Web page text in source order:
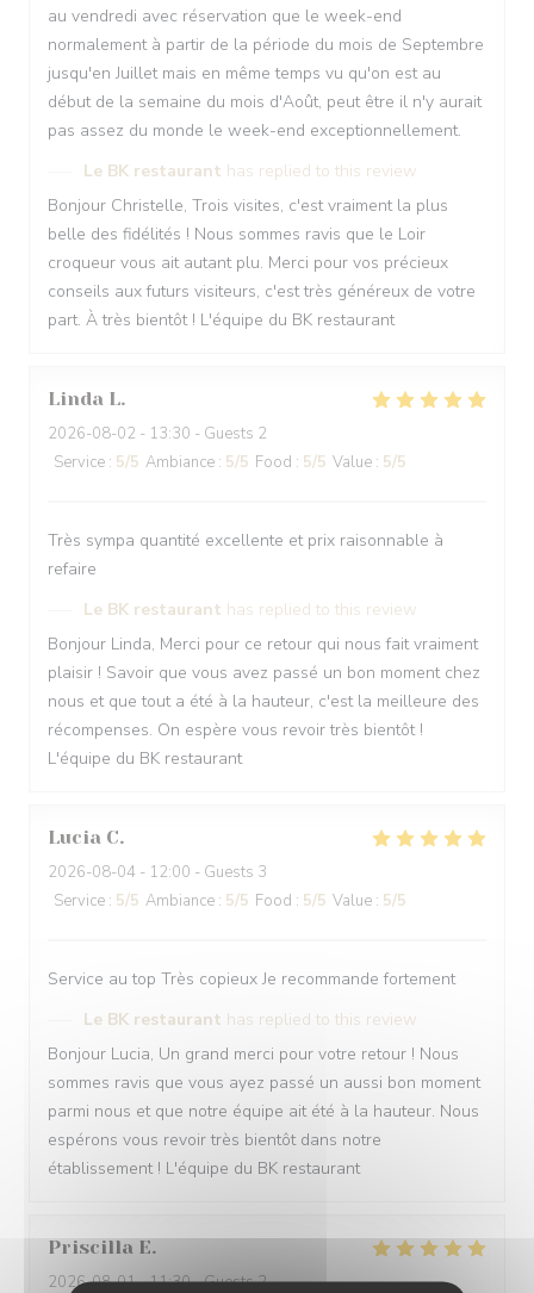
au vendredi avec réservation que le week-end
normalement à partir de la période du mois de Septembre
jusqu'en Juillet mais en même temps vu qu'on est au
début de la semaine du mois d'Août, peut être il n'y aurait
pas assez du monde le week-end exceptionnellement.
Le BK restaurant has replied to this review
Bonjour Christelle, Trois visites, c'est vraiment la plus
belle des fidélités ! Nous sommes ravis que le Loir
croqueur vous ait autant plu. Merci pour vos précieux
conseils aux futurs visiteurs, c'est très généreux de votre
part. À très bientôt ! L'équipe du BK restaurant
Linda L
2026-08-02 - 13:30 - Guests 2
Service : 5/5 Ambiance : 5/5 Food : 5/5 Value : 5/5
Très sympa quantité excellente et prix raisonnable à
refaire
Le BK restaurant has replied to this review
Bonjour Linda, Merci pour ce retour qui nous fait vraiment
plaisir ! Savoir que vous avez passé un bon moment chez
nous et que tout a été à la hauteur, c'est la meilleure des
récompenses. On espère vous revoir très bientôt !
L'équipe du BK restaurant
Lucia C
2026-08-04 - 12:00 - Guests 3
Service : 5/5 Ambiance : 5/5 Food : 5/5 Value : 5/5
Service au top Très copieux Je recommande fortement
Le BK restaurant has replied to this review
Bonjour Lucia, Un grand merci pour votre retour ! Nous
sommes ravis que vous ayez passé un aussi bon moment
parmi nous et que notre équipe ait été à la hauteur. Nous
espérons vous revoir très bientôt dans notre
établissement ! L'équipe du BK restaurant
Priscilla E
2026-08-01- 11:30 - Guests 2